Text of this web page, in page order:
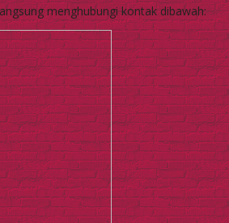
menghubungi kontak dibawah: